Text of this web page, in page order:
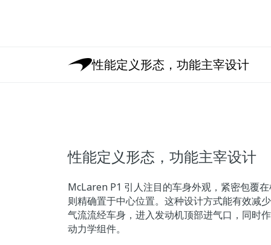
性能定义形态，功能主宰设计
性能定义形态，功能主宰设计
McLaren P1 引人注目的车身外观，紧密包覆
则精确置于中心位置。这种设计方式能有效减
气流流经车身，进入发动机顶部进气口，同时
动力学组件。